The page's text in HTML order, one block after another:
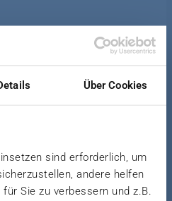
Über Cookies
sind erforderlich, um
andere helfen
Sie zu verbessern und z.B.
PROCESS
metal forming
and holding times during
hydraulic forming